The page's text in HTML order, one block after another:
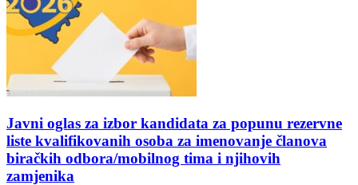
Javni oglas za izbor kandidata za popunu rezervne
liste kvalifikovanih osoba za imenovanje članova
biračkih odbora/mobilnog tima i njihovih
zamjenika